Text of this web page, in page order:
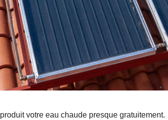
produit votre eau chaude presque gratuitement.